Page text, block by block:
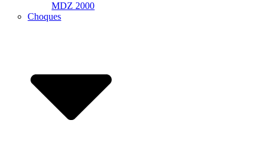
MDZ 2000
Choques